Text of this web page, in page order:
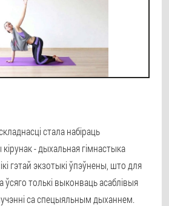
стала набіраць
- дыхальная гімнастыка
гэтай экзотыкі ўпэўнены, што для
ўсяго толькі выконваць асаблівыя
са спецыяльным дыханнем.